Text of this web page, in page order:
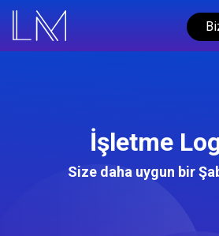
İşletme
Size daha uygun bir